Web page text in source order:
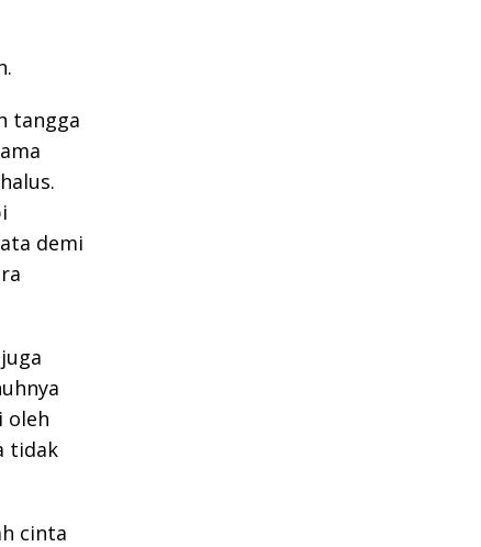
tangga
demi
oleh
tidak
cinta